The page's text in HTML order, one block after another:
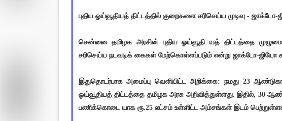
புதிய ஓய்வூதியத் திட்டத்தில் குறைகளை சரிசெய்ய முடிவு - ஜாக்டோ-
சென்னை தமிழக அரசின் புதிய ஓய்வூதி யத் திட்டத்தை
சரிசெய்ய நடவடிக் கைகள் மேற்கொள்ளப்படும் என்று ஜாக்டோ-ஜியோ
இதுதொடர்பாக அமைப்பு வெளியிட்ட அறிக்கை: நமது 23
ஓய்வூதியத் திட்டத்தை தமிழக அரசு அறிவித்துள்ளது. இதில், 30
பணிக்கொடை யாக ரூ.25 லட்சம் உள்ளிட்ட அம்சங்கள் இடம்